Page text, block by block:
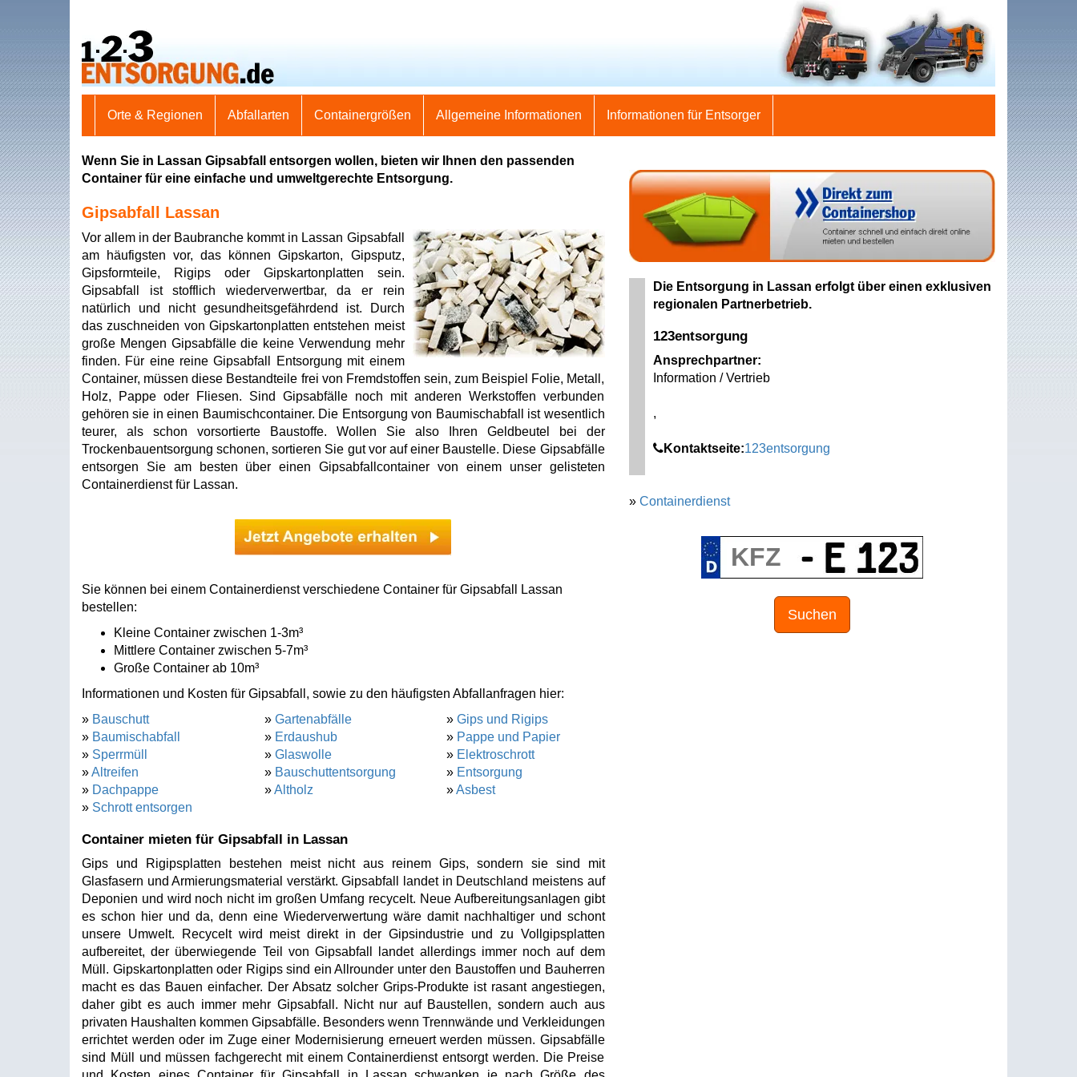
Orte & Regionen Abfallarten Containergrößen Allgemeine Informationen Informationen für Entsorger
Wenn Sie in Lassan Gipsabfall entsorgen wollen, bieten wir Ihnen den passenden
Container für eine einfache und umweltgerechte Entsorgung.
Gipsabfall Lassan
Vor allem in der Baubranche kommt in Lassan Gipsabfall
am häufigsten vor, das können Gipskarton, Gipsputz,
Gipsformteile, Rigips oder Gipskartonplatten sein.
Gipsabfall ist stofflich wiederverwertbar, da er rein
natürlich und nicht gesundheitsgefährdend ist. Durch
das zuschneiden von Gipskartonplatten entstehen meist
große Mengen Gipsabfälle die keine Verwendung mehr
finden. Für eine reine Gipsabfall Entsorgung mit einem
Container, müssen diese Bestandteile frei von Fremdstoffen sein, zum Beispiel Folie, Metall,
Holz, Pappe oder Fliesen. Sind Gipsabfälle noch mit anderen Werkstoffen verbunden
gehören sie in einen Baumischcontainer. Die Entsorgung von Baumischabfall ist wesentlich
teurer, als schon vorsortierte Baustoffe. Wollen Sie also Ihren Geldbeutel bei der
Trockenbauentsorgung schonen, sortieren Sie gut vor auf einer Baustelle. Diese Gipsabfälle
entsorgen Sie am besten über einen Gipsabfallcontainer von einem unser gelisteten
Containerdienst für Lassan.
Sie können bei einem Containerdienst verschiedene Container für Gipsabfall Lassan
bestellen:
Kleine Container zwischen 1-3m³
Mittlere Container zwischen 5-7m³
Große Container ab 10m³
Informationen und Kosten für Gipsabfall, sowie zu den häufigsten Abfallanfragen hier:
» Bauschutt
» Baumischabfall
» Sperrmüll
»Altreifen
» Dachpappe
» Schrott entsorgen
» Gartenabfälle
» Erdaushub
» Glaswolle
» Bauschuttentsorgung
»Altholz
» Gips und Rigips
» Pappe und Papier
» Elektroschrott
» Entsorgung
»Asbest
Container mieten für Gipsabfall in Lassan
Gips und Rigipsplatten bestehen meist nicht aus reinem Gips, sondern sie sind mit
Glasfasern und Armierungsmaterial verstärkt. Gipsabfall landet in Deutschland meistens auf
Deponien und wird noch nicht im großen Umfang recycelt. Neue Aufbereitungsanlagen gibt
es schon hier und da, denn eine Wiederverwertung wäre damit nachhaltiger und schont
unsere Umwelt. Recycelt wird meist direkt in der Gipsindustrie und zu Vollgipsplatten
aufbereitet, der überwiegende Teil von Gipsabfall landet allerdings immer noch auf dem
Müll. Gipskartonplatten oder Rigips sind ein Allrounder unter den Baustoffen und Bauherren
macht es das Bauen einfacher. Der Absatz solcher Grips-Produkte ist rasant angestiegen,
daher gibt es auch immer mehr Gipsabfall. Nicht nur auf Baustellen, sondern auch aus
privaten Haushalten kommen Gipsabfälle. Besonders wenn Trennwände und Verkleidungen
errichtet werden oder im Zuge einer Modernisierung erneuert werden müssen. Gipsabfälle
sind Müll und müssen fachgerecht mit einem Containerdienst entsorgt werden. Die Preise
Die Entsorgung in Lassan erfolgt über einen exklusiven
regionalen Partnerbetrieb.
123entsorgung
Ansprechpartner:
Information / Vertrieb
,
Kontaktseite:123entsorgung
» Containerdienst
Suchen